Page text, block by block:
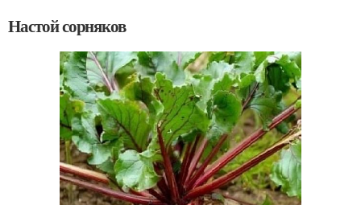
Настой сорняков